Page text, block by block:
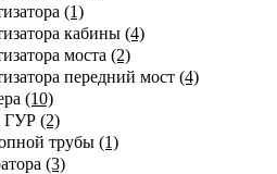
(1)
кабины (4)
моста (2)
передний мост (4)
(10)
ГУР (2)
трубы (1)
(3)